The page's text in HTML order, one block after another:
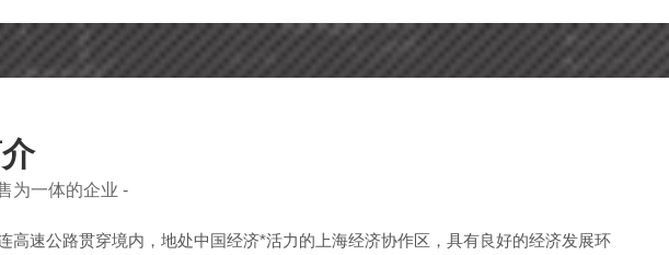
为一体的企业 -
速公路贯穿境内，地处中国经济*活力的上海经济协作区，具有良好的经济发展环